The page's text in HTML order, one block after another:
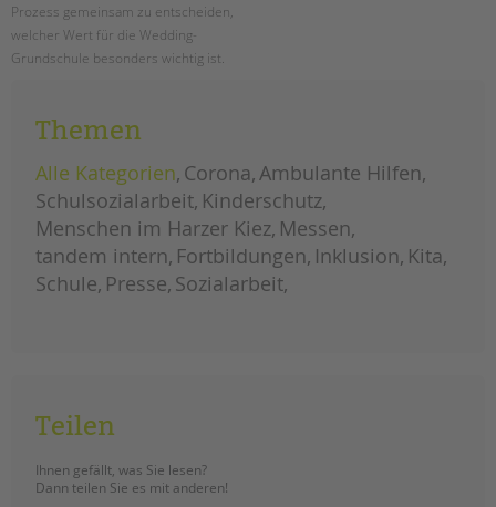
Hinweisgebersystem
Intranet
Prozess gemeinsam zu entscheiden,
welcher Wert für die Wedding-
Grundschule besonders wichtig ist.
weiterlesendenk-
mal-
mit
teamgeist
dem
schulhof
Themen
Alle Kategorien Corona Ambulante Hilfen
Schulsozialarbeit Kinderschutz
Menschen im Harzer Kiez Messen
tandem intern Fortbildungen Inklusion Kita
Schule Presse Sozialarbeit
Teilen
Ihnen gefällt, was Sie lesen?
Dann teilen Sie es mit anderen!